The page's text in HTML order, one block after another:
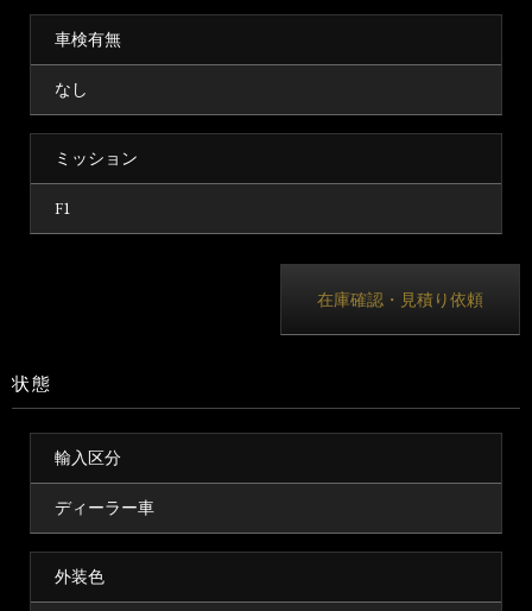
車検有無
なし
ミッション
F1
在庫確認・見積り依頼
状態
輸入区分
ディーラー車
外装色